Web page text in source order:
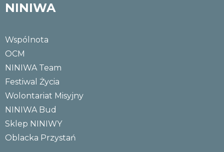
NINIWA
Wspólnota
OCM
NINIWA Team
Festiwal Życia
Wolontariat Misyjny
NINIWA Bud
Sklep NINIWY
Oblacka Przystań